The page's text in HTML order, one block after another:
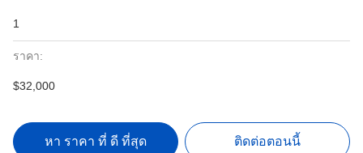
1
ราคา:
$32,000
หา ราคา ที่ ดี ที่สุด ติดต่อตอนนี้